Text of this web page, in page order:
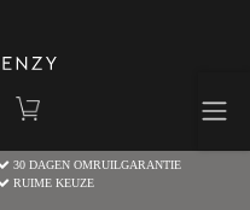
30 DAGEN OMRUILGARANTIE
RUIME KEUZE